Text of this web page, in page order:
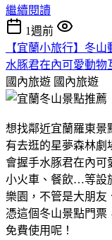
繼續閱讀
1週前
【宜蘭小旅行】冬
水豚君在內可愛動物
國內旅遊 國內旅遊
想找鄰近宜蘭羅東景
有去逛的星夢森林劇
會握手水豚君在內可
小火車、餐飲…等設
樂園，不管是大朋友
憑這個冬山景點門票
免費使用呢！